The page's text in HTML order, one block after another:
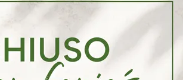
Salotti Samoa Mira
Negozio Di Divani A Martellago